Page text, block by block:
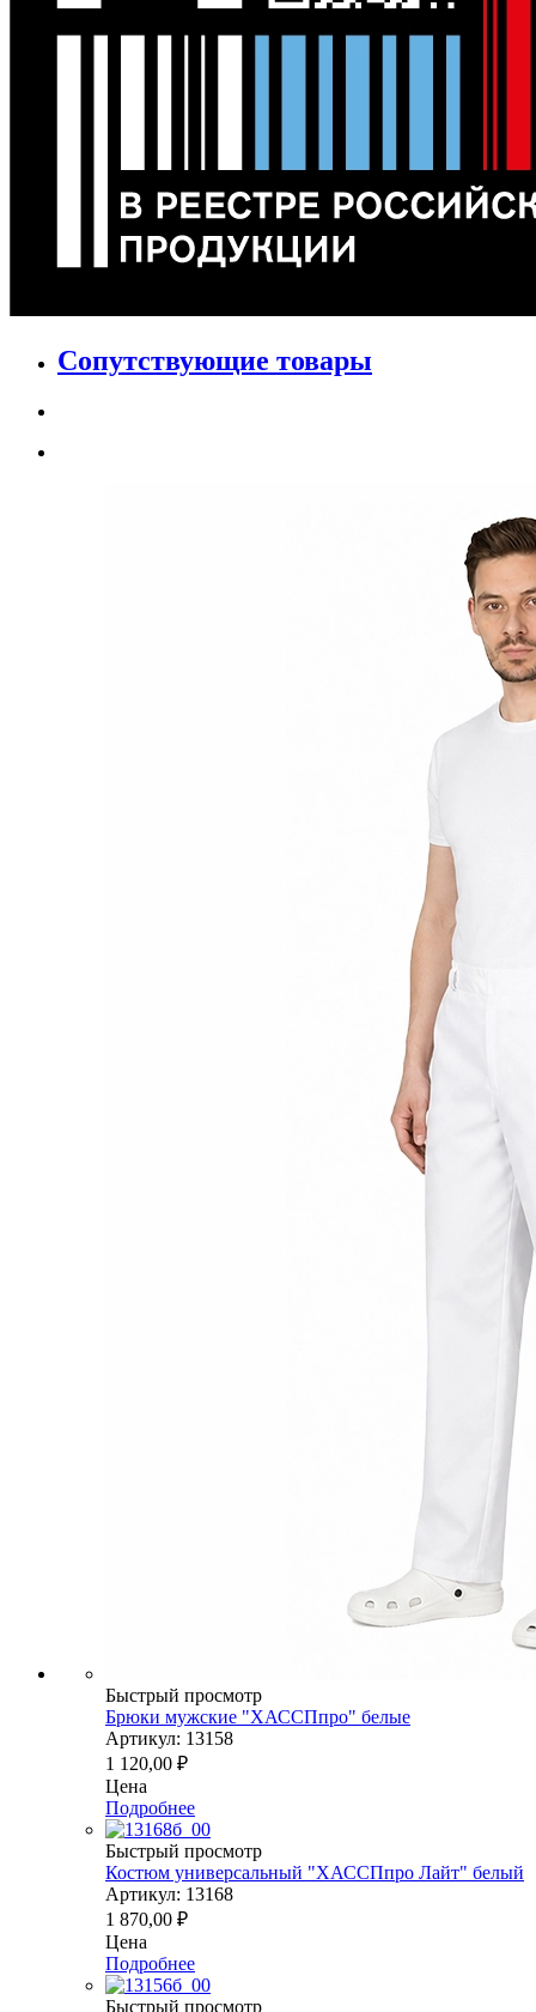
Сопутствующие товары
Быстрый просмотр
Брюки мужские "ХАССПпро" белые
Артикул: 13158
1 120,00 ₽
Цена
Подробнее
Быстрый просмотр
Костюм универсальный "ХАССПпро Лайт" белый
Артикул: 13168
1 870,00 ₽
Цена
Подробнее
Быстрый просмотр